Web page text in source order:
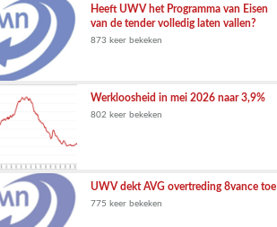
Heeft UWV het Programma van Eisen
van de tender volledig laten vallen?
873 keer bekeken
Werkloosheid in mei 2026 naar 3,9%
802 keer bekeken
UWV dekt AVG overtreding 8vance toe
775 keer bekeken